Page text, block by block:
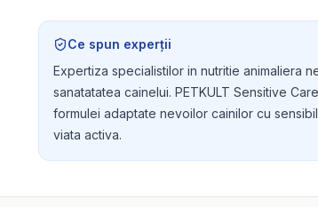
Ce spun experții
Expertiza specialistilor in nutritie animaliera
sanatatatea cainelui. PETKULT Sensitive
formulei adaptate nevoilor cainilor cu
viata activa.